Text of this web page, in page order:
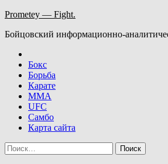
Skip
content
Prometey — Fight.
Бойцовский информационно-
Бокс
Борьба
Карате
ММА
UFC
Самбо
Карта сайта
Найти: